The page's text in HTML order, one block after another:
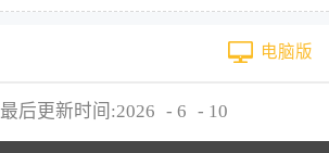
电脑版
最后更新时间:2026 - 6 - 10